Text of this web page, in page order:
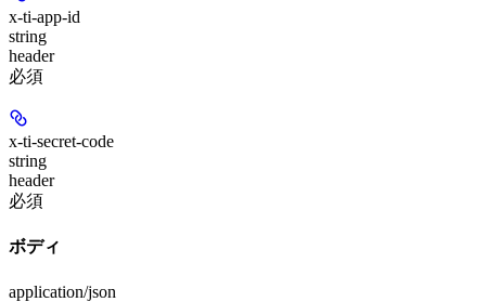
x-ti-app-id
string
header
必須
x-ti-secret-code
string
header
必須
ボディ
application/json